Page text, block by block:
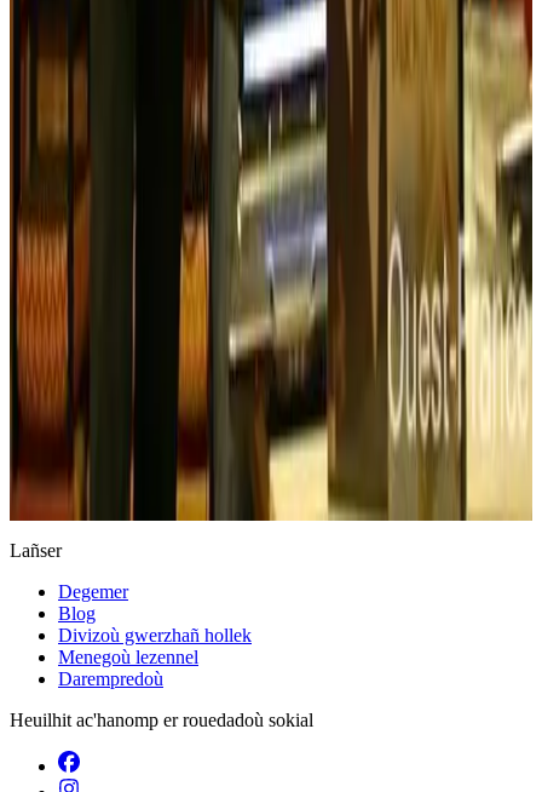
Lañser
Degemer
Blog
Divizoù gwerzhañ hollek
Menegoù lezennel
Darempredoù
Heuilhit ac'hanomp er rouedadoù sokial